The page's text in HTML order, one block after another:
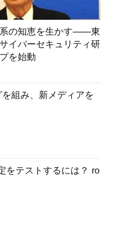
の知恵を生かす――東
イバーセキュリティ研
を始動
組み、新メディアを
をテストするには？ ro